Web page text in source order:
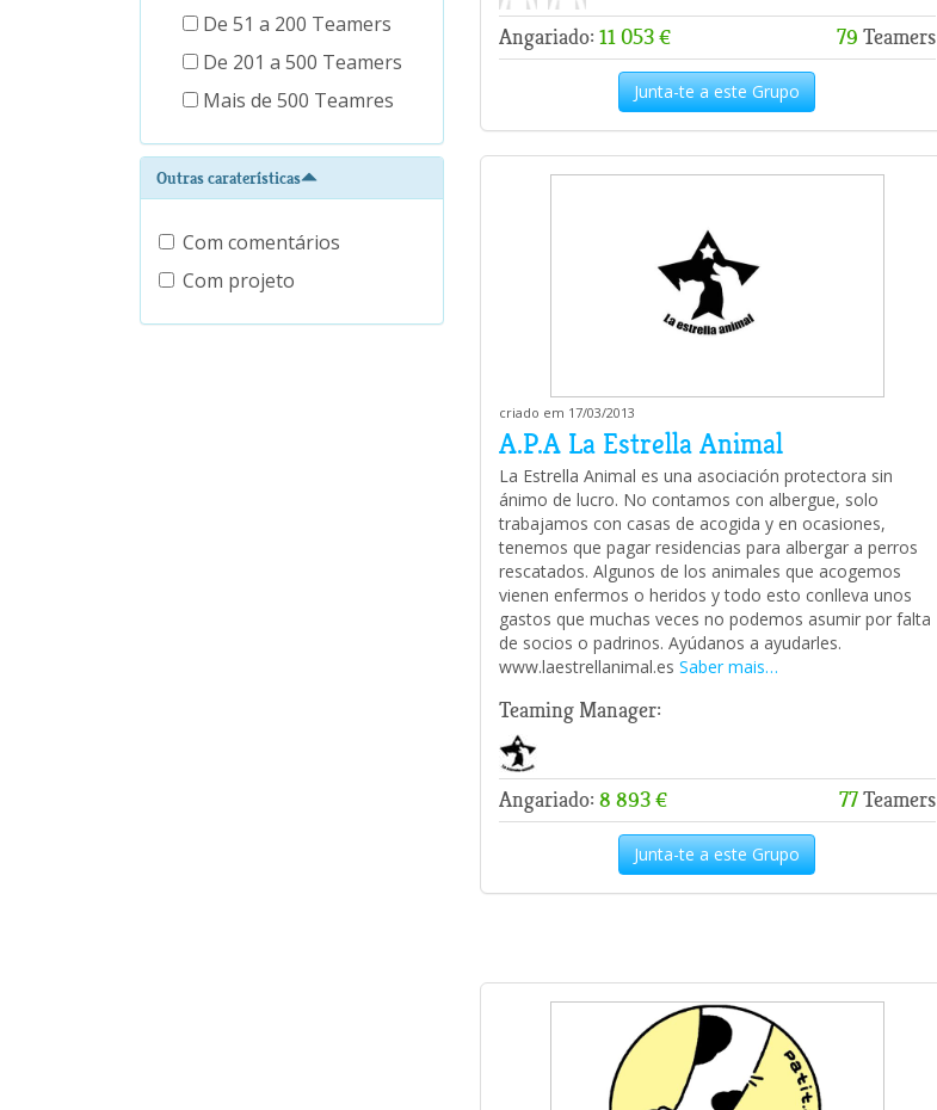
De 51 a 200 Teamers
De 201 a 500 Teamers
Mais de 500 Teamres
Outras caraterísticas
Com comentários
Com projeto
Angariado: 11 053 € 79 Teamers
Junta-te a este Grupo
criado em 17/03/2013
A.P.A La Estrella Animal
La Estrella Animal es una asociación protectora sin
ánimo de lucro. No contamos con albergue, solo
trabajamos con casas de acogida y en ocasiones,
tenemos que pagar residencias para albergar a perros
rescatados. Algunos de los animales que acogemos
vienen enfermos o heridos y todo esto conlleva unos
gastos que muchas veces no podemos asumir por falta
de socios o padrinos. Ayúdanos a ayudarles.
www.laestrellanimal.es Saber mais…
Teaming Manager:
Angariado: 8 893 € 77Teamers
Junta-te a este Grupo